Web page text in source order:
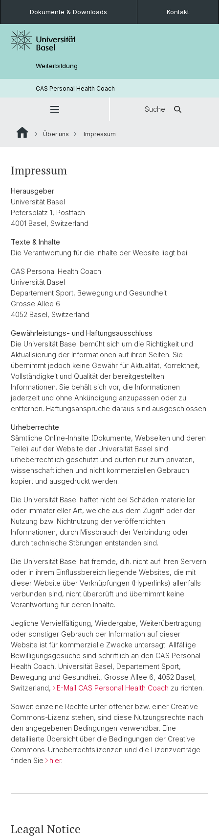
Dokumente & Downloads Kontakt
Weiterbildung
CAS Personal Health Coach
Suche
Über uns Impressum
Impressum
Herausgeber
Universität Basel
Petersplatz 1, Postfach
4001 Basel, Switzerland
Texte & Inhalte
Die Verantwortung für die Inhalte der Website liegt bei:
CAS Personal Health Coach
Universität Basel
Departement Sport, Bewegung und Gesundheit
Grosse Allee 6
4052 Basel, Switzerland
Gewährleistungs- und Haftungsausschluss
Die Universität Basel bemüht sich um die Richtigkeit und
Aktualisierung der Informationen auf ihren Seiten. Sie
übernimmt jedoch keine Gewähr für Aktualität, Korrektheit,
Vollständigkeit und Qualität der bereitgestellten
Informationen. Sie behält sich vor, die Informationen
jederzeit und ohne Ankündigung anzupassen oder zu
entfernen. Haftungsansprüche daraus sind ausgeschlossen.
Urheberrechte
Sämtliche Online-Inhalte (Dokumente, Webseiten und deren
Teile) auf der Website der Universität Basel sind
urheberrechtlich geschützt und dürfen nur zum privaten,
wissenschaftlichen und nicht kommerziellen Gebrauch
kopiert und ausgedruckt werden.
Die Universität Basel haftet nicht bei Schäden materieller
oder immaterieller Art, welche aus dem Zugriff oder der
Nutzung bzw. Nichtnutzung der veröffentlichten
Informationen, durch Missbrauch der Verbindung oder
durch technische Störungen entstanden sind.
Die Universität Basel hat fremde, d.h. nicht auf ihren Servern
oder in ihrem Einflussbereich liegende Websites, die mit
dieser Website über Verknüpfungen (Hyperlinks) allenfalls
verbunden sind, nicht überprüft und übernimmt keine
Verantwortung für deren Inhalte.
Jegliche Vervielfältigung, Wiedergabe, Weiterübertragung
oder sonstiger Gebrauch der Information auf dieser
Website ist für kommerzielle Zwecke untersagt. Allfällige
Bewilligungsgesuche sind schriftlich an den CAS Personal
Health Coach, Universität Basel, Departement Sport,
Bewegung und Gesundheit, Grosse Allee 6, 4052 Basel,
Switzerland,
E-Mail CAS Personal Health Coach zu richten.
Soweit einzelne Rechte unter offener bzw. einer Creative
Commons-Lizenz stehen, sind diese Nutzungsrechte nach
den angegebenen Bedingungen verwendbar. Eine
detaillierte Übersicht über die Bedingungen der Creative
Commons-Urheberrechtslizenzen und die Lizenzverträge
finden Sie
hier.
Leagal Notice